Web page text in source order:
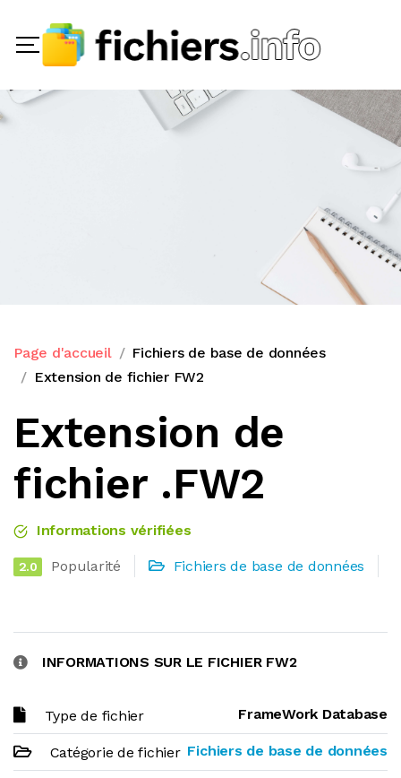
Page d'accueil
Fichiers de base de données
Extension de fichier FW2
Extension de
fichier .FW2
Informations vérifiées
2.0 Popularité Fichiers de base de données
INFORMATIONS SUR LE FICHIER FW2
Type de fichier FrameWork Database
Catégorie de fichier Fichiers de base de données